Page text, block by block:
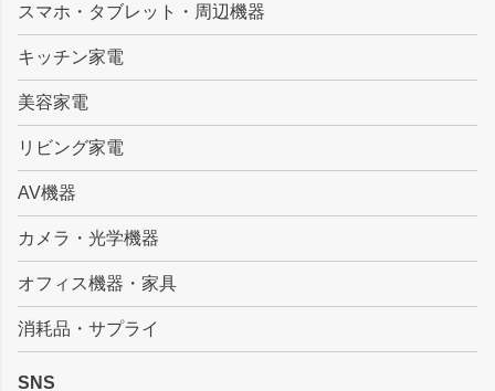
スマホ・タブレット・周辺機器
キッチン家電
美容家電
リビング家電
AV機器
カメラ・光学機器
オフィス機器・家具
消耗品・サプライ
SNS